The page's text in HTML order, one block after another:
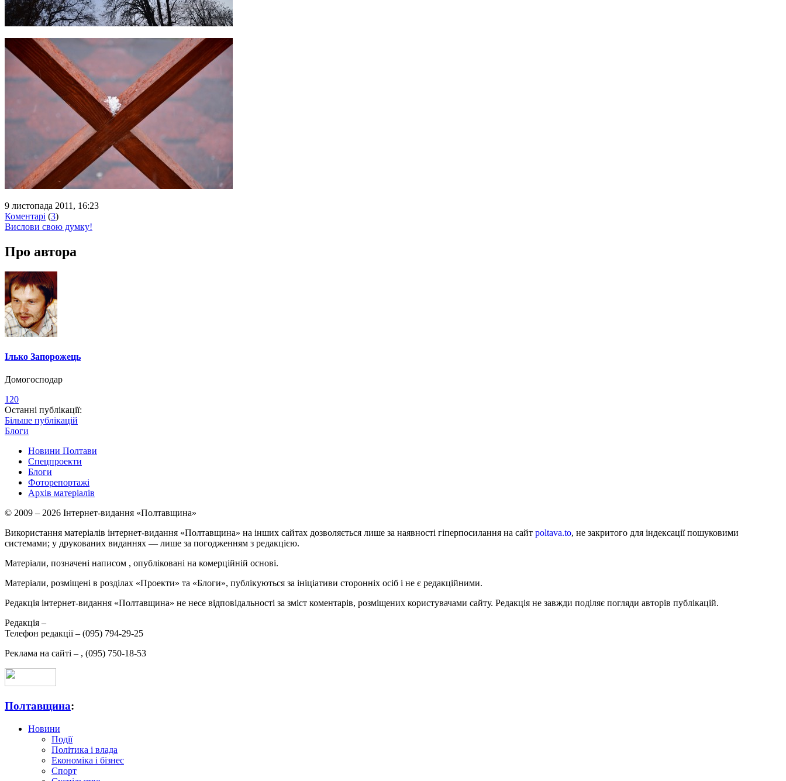
9 листопада 2011, 16:23
Коментарі (3)
Вислови свою думку!
Про автора
Ілько Запорожець
Домогосподар
120
Останні публікації:
Більше публікацій
Блоги
Новини Полтави
Спецпроекти
Блоги
Фоторепортажі
Архів матеріалів
© 2009 – 2026 Інтернет-видання «Полтавщина»
Використання матеріалів інтернет-видання «Полтавщина» на інших сайтах дозволяється лише за наявності гіперпосилання на сайт poltava.to, не закритого для індексації пошуковими
системами; у друкованих виданнях — лише за погодженням з редакцією.
Матеріали, позначені написом , опубліковані на комерційній основі.
Матеріали, розміщені в розділах «Проекти» та «Блоги», публікуються за ініціативи сторонніх осіб і не є редакційними.
Редакція інтернет-видання «Полтавщина» не несе відповідальності за зміст коментарів, розміщених користувачами сайту. Редакція не завжди поділяє погляди авторів публікацій.
Редакція –
Телефон редакції – (095) 794-29-25
Реклама на сайті – , (095) 750-18-53
Полтавщина:
Новини
Події
Політика і влада
Економіка і бізнес
Спорт